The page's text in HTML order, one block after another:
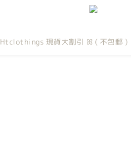
Htclothings 現貨大割引 ꕤ ( 不包郵 )